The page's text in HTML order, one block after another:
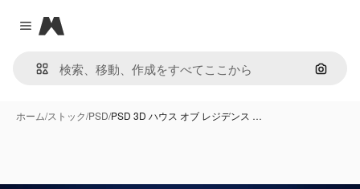
Close menu
Magnific
画像で
ホーム/ストック/PSD/PSD 3D ハウス オブ レジデンス …